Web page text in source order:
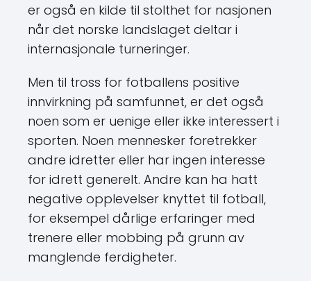
er også en kilde til stolthet for nasjonen
når det norske landslaget deltar i
internasjonale turneringer.
Men til tross for fotballens positive
innvirkning på samfunnet, er det også
noen som er uenige eller ikke interessert i
sporten. Noen mennesker foretrekker
andre idretter eller har ingen interesse
for idrett generelt. Andre kan ha hatt
negative opplevelser knyttet til fotball,
for eksempel dårlige erfaringer med
trenere eller mobbing på grunn av
manglende ferdigheter.